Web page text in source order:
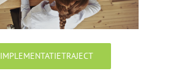
IMPLEMENTATIETRAJECT